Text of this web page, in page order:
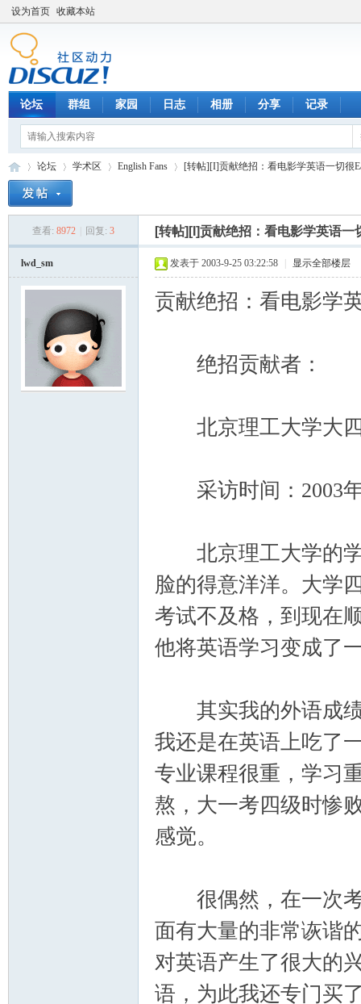
设为首页 收藏本站
论坛 群组 家园 日志 相册 分享 记录
论坛
›
学术区
›
English Fans
›
[转帖][I]贡献绝招：看电影学英语一切很
查看: 8972 回复: 3 [转帖][I]贡献绝招：看电影学英语一
lwd_sm 发表于 2003-9-25 03:22:58 显示全部楼层
贡献绝招：看电影学
绝招贡献者：
北京理工大学大四
采访时间：2003
北京理工大学的学
脸的得意洋洋。大学
考试不及格，到现在
他将英语学习变成了
其实我的外语成绩
我还是在英语上吃了
专业课程很重，学习
熬，大一考四级时惨
感觉。
很偶然，在一次考
面有大量的非常诙谐
对英语产生了很大的
语，为此我还专门买